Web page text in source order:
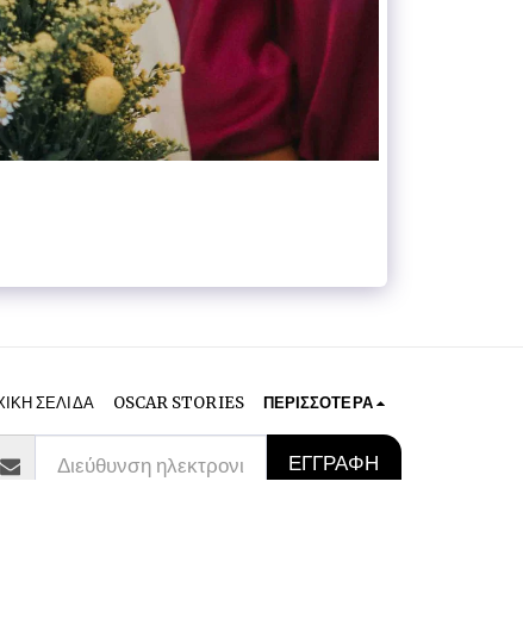
ΣΕΛΊΔΑ OSCAR STORIES ΠΕΡΙΣΣΌΤΕΡΑ
ΕΓΓΡΑΦΉ